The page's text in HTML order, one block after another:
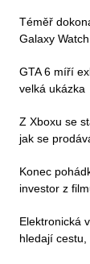
Téměř
Galaxy
GTA 6 míří
velká ukázka
Z Xboxu se
jak se
Konec
investor z
Elektronická
hledají